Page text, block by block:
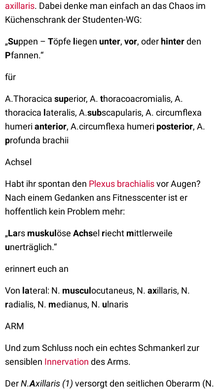
axillaris. Dabei denke man einfach an das Chaos im
Küchenschrank der Studenten-WG:
„Suppen – Töpfe liegen unter, vor, oder hinterden
Pfannen.“
für
A.Thoracica superior, A. thoracoacromialis, A.
thoracica lateralis, A.subscapularis, A. circumflexa
humeri anterior, A.circumflexa humeri posterior, A.
profunda brachii
Achsel
Habt ihr spontan den Plexus brachialisvor Augen?
Nach einem Gedanken ans Fitnesscenter ist er
hoffentlich kein Problem mehr:
„Lars muskulöse Achsel riecht mittlerweile
unerträglich.“
erinnert euch an
Von lateral: N. musculocutaneus, N. axillaris, N.
radialis, N. medianus, N. ulnaris
ARM
Und zum Schluss noch ein echtes Schmankerl zur
sensiblen Innervation des Arms.
DerN.Axillaris (1) versorgt den seitlichen Oberarm (N.